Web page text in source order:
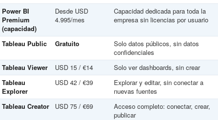
Power BI
Premium
(capacidad)
Desde USD
4.995/mes
Capacidad dedicada para toda la
empresa sin licencias por usuario
Tableau Public Gratuito
Solo datos públicos, sin datos
confidenciales
Tableau Viewer
USD 15 / €14
Solo ver dashboards, sin crear
Tableau
Explorer
USD 42 / €39
Explorar y editar, sin conectar a
nuevas fuentes
Tableau Creator
USD 75 / €69
Acceso completo: conectar, crear,
publicar